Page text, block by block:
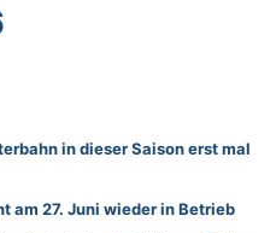
in dieser Saison erst mal
am 27. Juni wieder in Betrieb